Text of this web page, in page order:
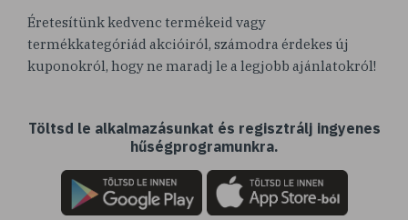
Éretesítünk kedvenc termékeid vagy
termékkategóriád akcióiról, számodra érdekes új
kuponokról, hogy ne maradj le a legjobb ajánlatokról!
Töltsd le alkalmazásunkat és regisztrálj ingyenes
hűségprogramunkra.